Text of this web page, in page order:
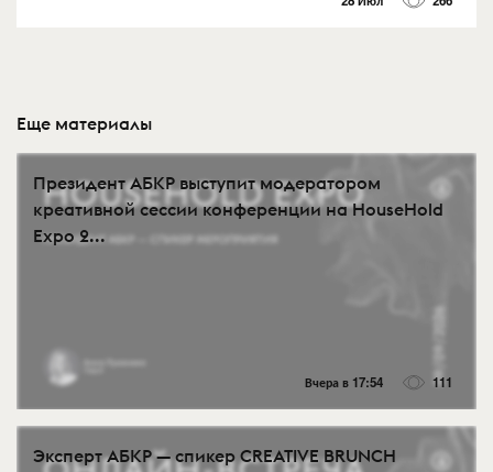
Еще материалы
Президент АБКР выступит модератором
креативной сессии конференции на HouseHold
Expo 2...
Вчера в 17:54 111
Эксперт АБКР — спикер CREATIVE BRUNCH